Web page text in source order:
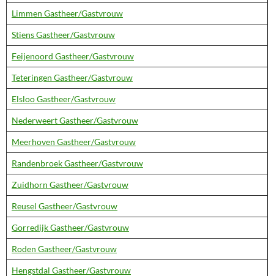
Limmen Gastheer/Gastvrouw
Stiens Gastheer/Gastvrouw
Feijenoord Gastheer/Gastvrouw
Teteringen Gastheer/Gastvrouw
Elsloo Gastheer/Gastvrouw
Nederweert Gastheer/Gastvrouw
Meerhoven Gastheer/Gastvrouw
Randenbroek Gastheer/Gastvrouw
Zuidhorn Gastheer/Gastvrouw
Reusel Gastheer/Gastvrouw
Gorredijk Gastheer/Gastvrouw
Roden Gastheer/Gastvrouw
Hengstdal Gastheer/Gastvrouw